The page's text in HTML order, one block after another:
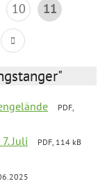
10
11
PDF,
Juli
PDF, 114 kB